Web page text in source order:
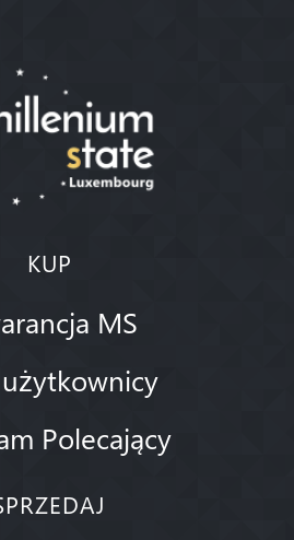
KUP
MS
Polecający